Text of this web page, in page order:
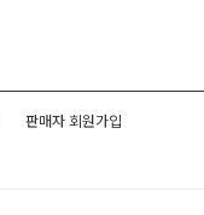
판매자 회원가입